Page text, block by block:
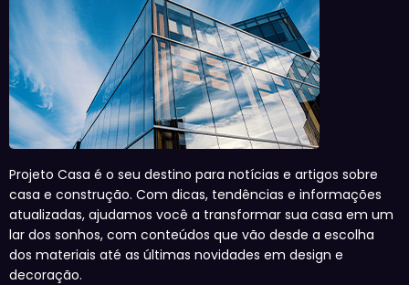
Projeto Casa é o seu destino para notícias e artigos sobre
casa e construção. Com dicas, tendências e informações
atualizadas, ajudamos você a transformar sua casa em um
lar dos sonhos, com conteúdos que vão desde a escolha
dos materiais até as últimas novidades em design e
decoração.